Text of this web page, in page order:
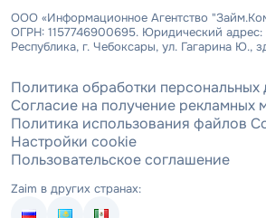
ООО «Информационное Агентство
ОГРН: 1157746900695. Юридический адрес:
Республика, г. Чебоксары, ул. Гагарина Ю.,
Политика обработки персональных
Согласие на получение рекламных
Политика использования файлов
Настройки cookie
Пользовательское соглашение
Zaim в других странах: